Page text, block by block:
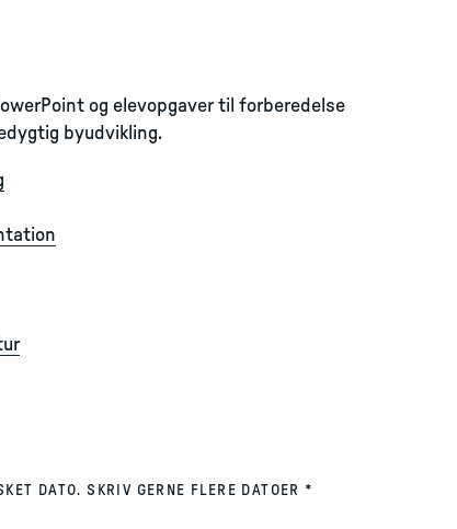
og elevopgaver til forberedelse
byudvikling.
DATO. SKRIV GERNE FLERE DATOER *